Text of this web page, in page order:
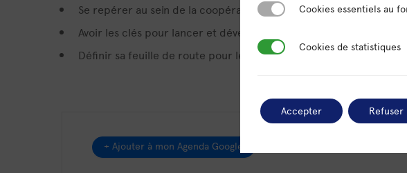
Se repérer au sein de la coopérative (outils, parcours,
Avoir les clés pour lancer et développer sereinement son activité
Définir sa feuille de route pour les premiers mois de CAPE
+ Ajouter à mon Agenda Google
Cookies essentiels au
Cookies essentiels au
Cookies de statistiques
Cookies de statistiques
Accepter Refuser